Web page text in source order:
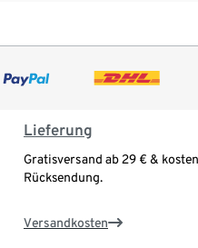
Lieferung
Gratisversand ab 29 € &
Rücksendung.
Versandkosten